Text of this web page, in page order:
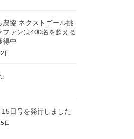
農協 ネクストゴール挑
ファンは400名を超える
得中
日
日号を発行しました
日